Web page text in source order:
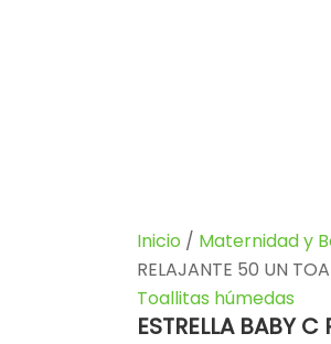
Inicio / Maternidad y
RELAJANTE 50 UN
Toallitas húmedas
ESTRELLA BABY